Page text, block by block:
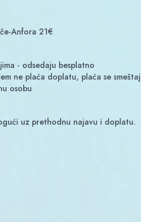
Anfora 21€
- odsedaju besplatno
ne plaća doplatu, plaća se
osobu
uz prethodnu najavu i doplatu.